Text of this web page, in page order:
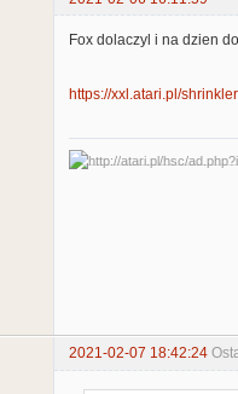
Fox dolaczyl i na dzien
https://xxl.atari.pl/
2021-02-07 18:42:24